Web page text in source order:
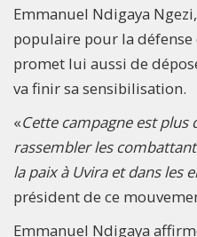
Emmanuel Ndigaya
populaire pour la défense
promet lui aussi de
va finir sa sensibilisation.
«Cette campagne est plus
rassembler les
la paix à Uvira et dans les
président de ce
Emmanuel Ndigaya